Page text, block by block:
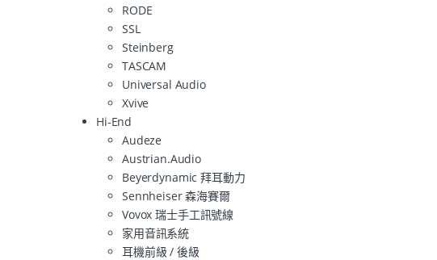
RODE
SSL
Steinberg
TASCAM
Universal Audio
Xvive
Hi-End
Audeze
Austrian.Audio
Beyerdynamic 拜耳動力
Sennheiser 森海賽爾
Vovox 瑞士手工訊號線
家用音訊系統
耳機前級 / 後級